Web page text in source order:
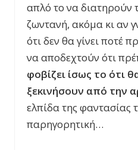
απλό το να διατηρούν
ζωντανή, ακόμα κι αν
ότι δεν θα γίνει ποτέ
να αποδεχτούν ότι
φοβίζει ίσως το ότι
ξεκινήσουν από την
ελπίδα της φαντασίας
παρηγορητική…